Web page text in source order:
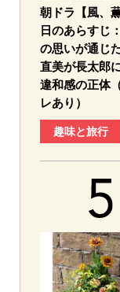
朝ドラ【風、
日のあらすじ
の思いが通じ
直美が長太郎
違和感の正体
レあり）
趣味と旅行